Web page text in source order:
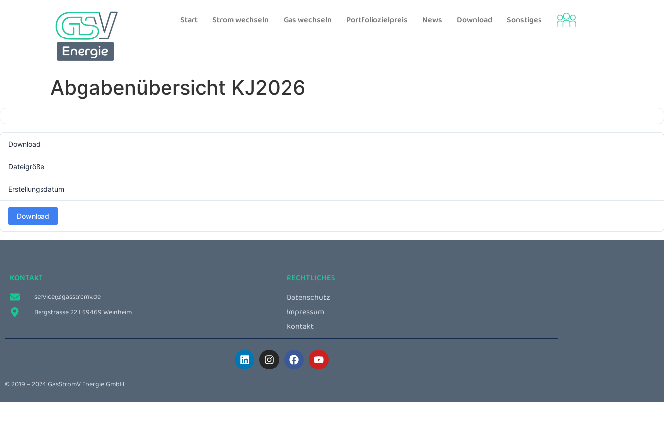
Start Strom wechseln Gas wechseln Portfoliozielpreis News Download Sonstiges
Abgabenübersicht KJ2026
Download
Dateigröße
Erstellungsdatum
Download
KONTAKT
service@gasstromv.de
Bergstrasse 22 I 69469 Weinheim
RECHTLICHES
Datenschutz
Impressum
Kontakt
© 2019 – 2024 GasStromV Energie GmbH